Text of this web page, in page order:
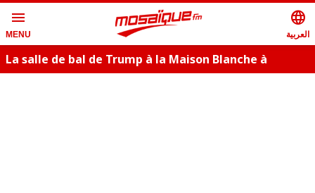
menu
MENU
language
العربية
La salle de bal de Trump à la Maison Blanche à